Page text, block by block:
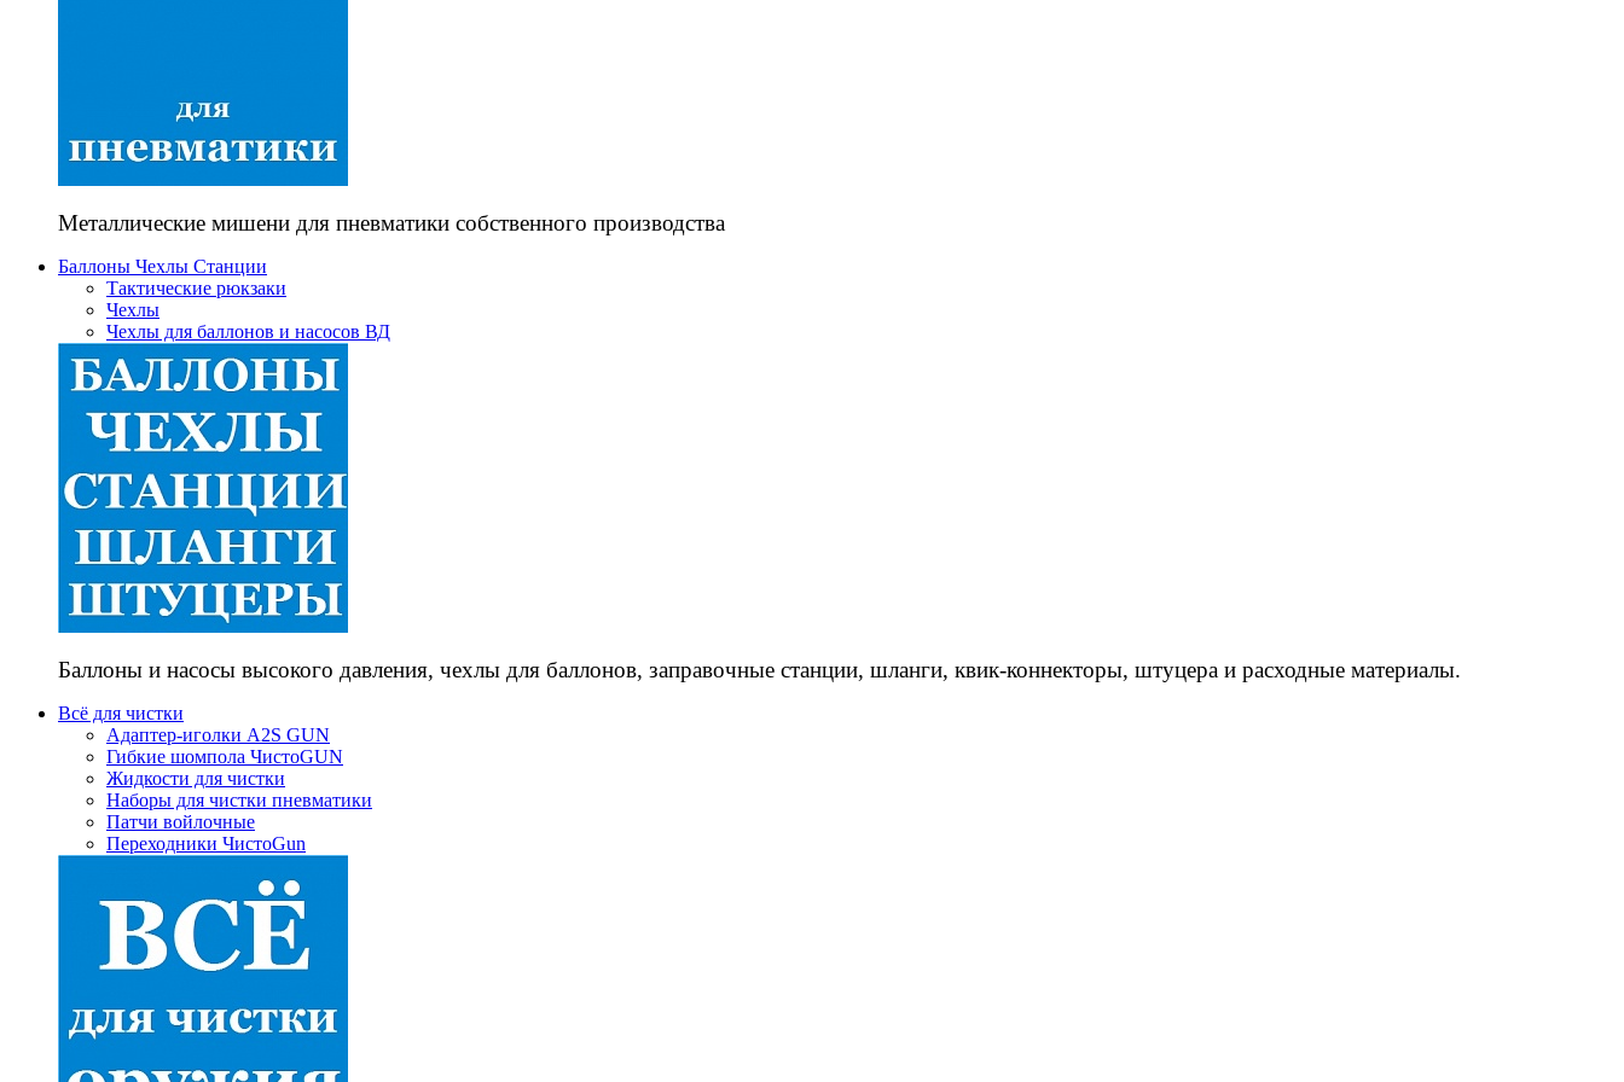
Металлические мишени для пневматики собственного производства
Баллоны Чехлы Станции
Тактические рюкзаки
Чехлы
Чехлы для баллонов и насосов ВД
Баллоны и насосы высокого давления, чехлы для баллонов, заправочные станции, шланги, квик-коннекторы, штуцера и расходные материалы.
Всё для чистки
Адаптер-иголки A2S GUN
Гибкие шомпола ЧистоGUN
Жидкости для чистки
Наборы для чистки пневматики
Патчи войлочные
Переходники ЧистоGun